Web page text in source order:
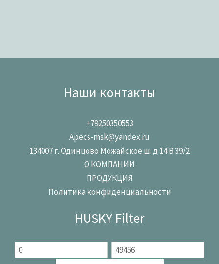
Наши контакты
+79250350553
Apecs-msk@yandex.ru
134007 г. Одинцово Можайское ш. д 14 В 39/2
О КОМПАНИИ
ПРОДУКЦИЯ
Политика конфиденциальности
HUSKY Filter